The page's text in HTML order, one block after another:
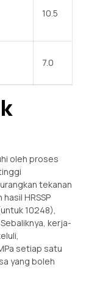
10.5
7.0
oleh proses
tekanan
HRSSP
10248),
kerja-
setiap satu
yang boleh